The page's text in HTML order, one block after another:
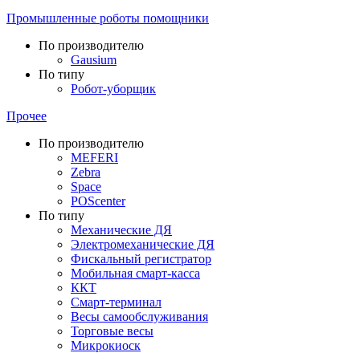
Промышленные роботы помощники
По производителю
Gausium
По типу
Робот-уборщик
Прочее
По производителю
MEFERI
Zebra
Space
POScenter
По типу
Механические ДЯ
Электромеханические ДЯ
Фискальный регистратор
Мобильная смарт-касса
ККТ
Смарт-терминал
Весы самообслуживания
Торговые весы
Микрокиоск